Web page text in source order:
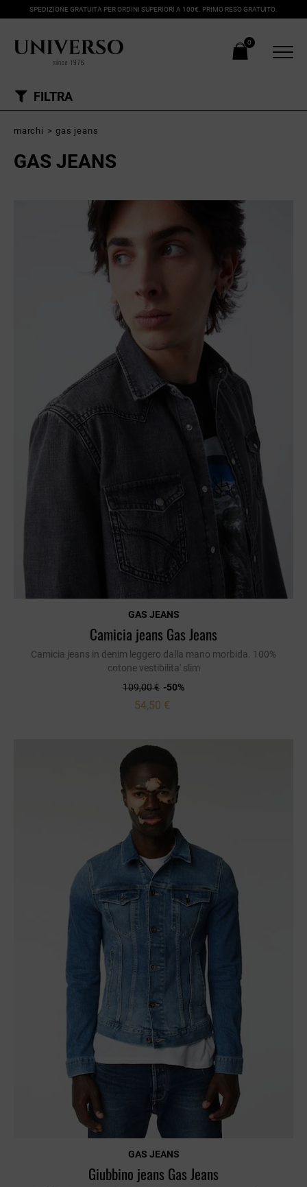
SPEDIZIONE GRATUITA PER ORDINI SUPERIORI A 100€. PRIMO RESO GRATUITO.
0
FILTRA
marchi > gas jeans
GAS JEANS
GAS JEANS
Camicia jeans Gas Jeans
Camicia jeans in denim leggero dalla mano morbida. 100%
cotone vestibilita' slim
109,00 € -50%
54,50 €
GAS JEANS
Giubbino jeans Gas Jeans